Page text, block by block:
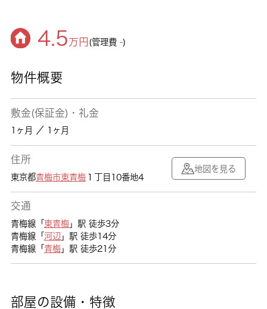
4.5万円 (管理費-)
物件概要
敷金(保証金)・礼金
1ヶ月 ／ 1ヶ月
住所
東京都青梅市東青梅１丁目10番地4
地図を見る
交通
青梅線「 東青梅」駅 徒歩3分
青梅線「 河辺 」駅 徒歩14分
青梅線「 青梅」駅 徒歩21分
部屋の設備・特徴